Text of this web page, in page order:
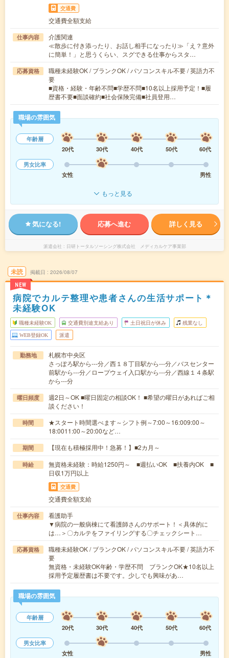
交通費
交通費全額支給
仕事内容
介護関連
≪散歩に付き添ったり、お話し相手になったり≫「え？意外
に簡単！」と思うくらい、スグできる仕事からスタ…
応募資格
職種未経験OK / ブランクOK / パソコンスキル不要 / 英語力不
要
■資格・経験・年齢不問■学歴不問■10名以上採用予定！■履
歴書不要■面談確約■社会保険完備■社員登用…
職場の雰囲気
年齢層
20代
30代 40代 50代
60代
男女比率
女性
男性
もっと見る
気になる! 応募へ進む 詳しく見る
派遣会社 日研トータルソーシング株式会社 メディカルケア事業部
未読
NEW
掲載日 2026/08/07
病院でカルテ整理や患者さんの生活サポート＊
未経験OK
職種未経験OK 交通費別途支給あり 土日祝日が休み 残業なし
WEB登録OK 派遣
勤務地
札幌市中央区
さっぽろ駅から---分／西１８丁目駅から---分／バスセンター
前駅から---分／ロープウェイ入口駅から---分／西線１４条駅
から---分
曜日頻度
週2日～OK ■曜日固定の相談OK！ ■希望の曜日があればご相
談ください！
時間
★スタート時間選べます～シフト例～7:00～16:009:00～
18:0011:00～20:00など…
期間 【現在も積極採用中！急募！】■2カ月～
時給
無資格未経験：時給1250円～ ■週払いOK ■扶養内OK ■
日収1万円以上
交通費
交通費全額支給
仕事内容
看護助手
▼病院の一般病棟にて看護師さんのサポート！＜具体的に
は…＞〇カルテをファイリングする〇チェックシート…
応募資格
職種未経験OK / ブランクOK / パソコンスキル不要 / 英語力不
要
無資格・未経験OK年齢・学歴不問 ブランクOK★10名以上
採用予定履歴書は不要です。少しでも興味があ…
職場の雰囲気
年齢層
20代
30代 40代 50代
60代
男女比率
女性
男性